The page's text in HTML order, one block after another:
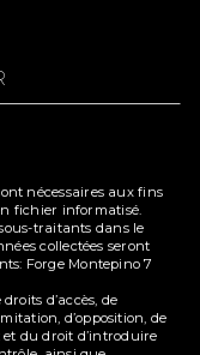
nécessaires aux fins
fichier informatisé.
traitants dans le
collectées seront
Forge Montepino 7
d’accès, de
d’opposition, de
du droit d’introduire